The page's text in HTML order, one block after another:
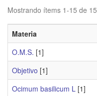
Mostrando ítems 1-15 de 15
Materia
O.M.S. [1]
Objetivo [1]
Ocimum basilicum L [1]